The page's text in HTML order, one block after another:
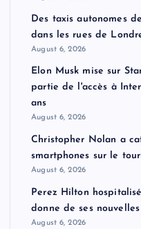
Des taxis autonomes
dans les rues de
August 6, 2026
Elon Musk mise sur
partie de l'accès à
ans
August 6, 2026
Christopher Nolan a
smartphones sur le
August 6, 2026
Perez Hilton
donne de ses nouvelles
August 6, 2026